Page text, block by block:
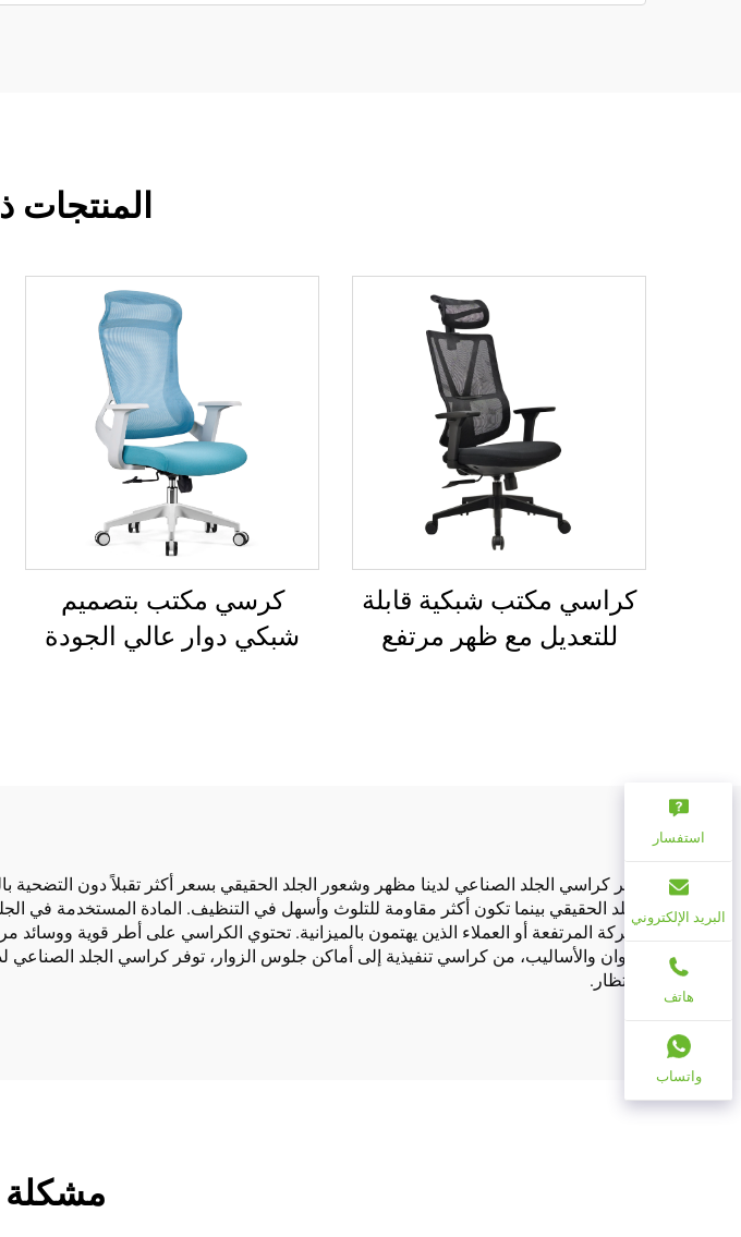
المنتجات
كراسي مكتب شبكية قابلة
للتعديل مع ظهر مرتفع
كرسي مكتب بتصميم
شبكي دوار عالي الجودة
توفّر كراسي الجلد الصناعي لدينا مظهر وشعور الجلد الحقيقي بسعر أكثر تقبلاً دون
الجلد الحقيقي بينما تكون أكثر مقاومة للتلوث وأسهل في التنظيف. المادة المستخدمة في
الحركة المرتفعة أو العملاء الذين يهتمون بالميزانية. تحتوي الكراسي على أطر قوية
الألوان والأساليب، من كراسي تنفيذية إلى أماكن جلوس الزوار، توفر كراسي الجلد الصناعي
الانتظار.
مشكلة
استفسار
البريد الإلكتروني
هاتف
واتساب